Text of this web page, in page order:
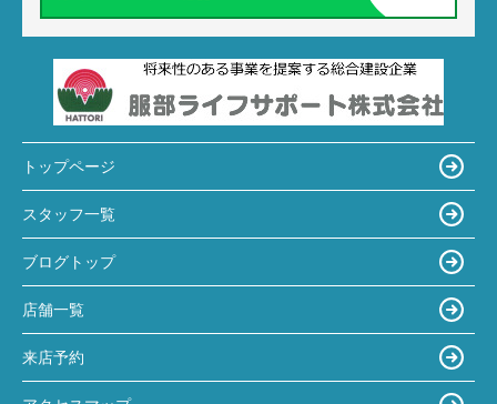
トップページ
スタッフ一覧
ブログトップ
店舗一覧
来店予約